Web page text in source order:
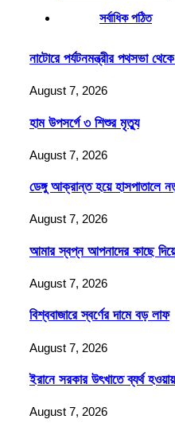
সর্বাধিক পঠিত
নাটোরে পর্যটনমন্ত্রীর পথসভা
August 7, 2026
হাম উপসর্গে ৩ শিশুর মৃত্যু
August 7, 2026
ডেঙ্গু আক্রান্ত হয়ে হাসপাতালে
August 7, 2026
আমার স্বপ্ন আপনাদের কাছে
August 7, 2026
বিশ্ববাজারে স্বর্ণের দামে বড় লাফ
August 7, 2026
ইরানে সরকার উৎখাতে ব্যর্থ
August 7, 2026